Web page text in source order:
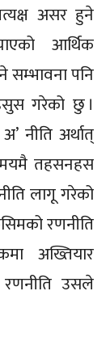
असर हुने
आर्थिक
सम्भावना पनि
गरेको छु ।
नीति अर्थात्
तहसनहस
लागू गरेको
रणनीति
अख्तियार
रणनीति उसले